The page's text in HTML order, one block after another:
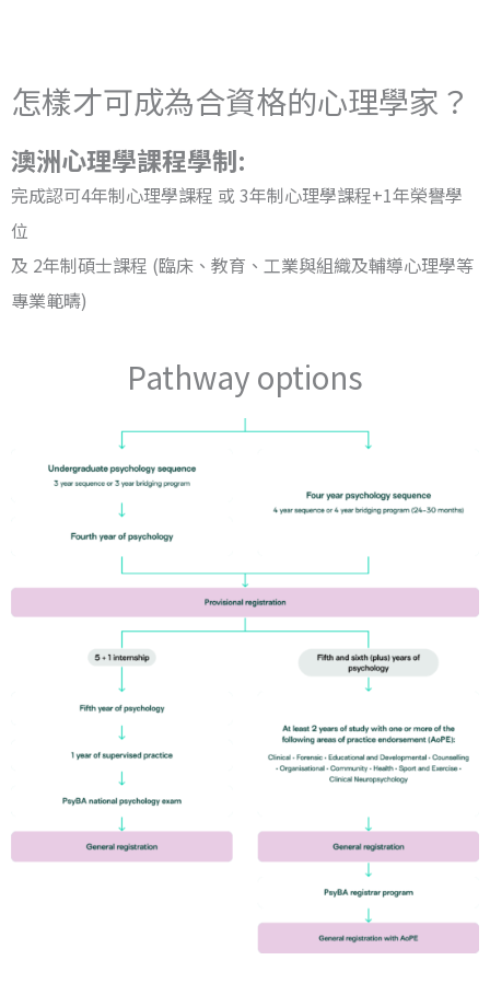
怎樣才可成為合資格的心理學家？
澳洲心理學課程學制:
完成認可4年制心理學課程 或 3年制心理學課程+1年榮譽學
位
及 2年制碩士課程 (臨床、教育、工業與組織及輔導心理學等
專業範疇)
Pathway options